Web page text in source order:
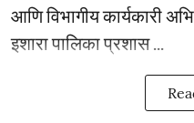
आणि विभागीय कार्यकारी
इशारा पालिका प्रशास ...